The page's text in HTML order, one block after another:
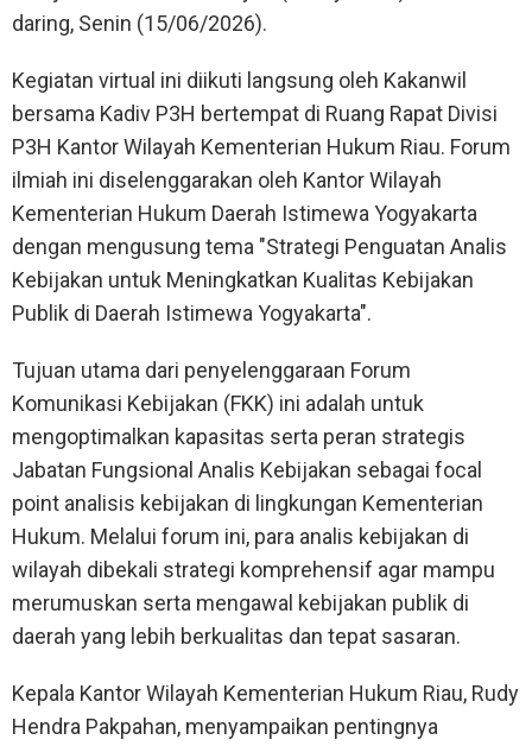
daring, Senin (15/06/2026).
Kegiatan virtual ini diikuti langsung oleh Kakanwil
bersama Kadiv P3H bertempat di Ruang Rapat Divisi
P3H Kantor Wilayah Kementerian Hukum Riau. Forum
ilmiah ini diselenggarakan oleh Kantor Wilayah
Kementerian Hukum Daerah Istimewa Yogyakarta
dengan mengusung tema "Strategi Penguatan Analis
Kebijakan untuk Meningkatkan Kualitas Kebijakan
Publik di Daerah Istimewa Yogyakarta".
Tujuan utama dari penyelenggaraan Forum
Komunikasi Kebijakan (FKK) ini adalah untuk
mengoptimalkan kapasitas serta peran strategis
Jabatan Fungsional Analis Kebijakan sebagai focal
point analisis kebijakan di lingkungan Kementerian
Hukum. Melalui forum ini, para analis kebijakan di
wilayah dibekali strategi komprehensif agar mampu
merumuskan serta mengawal kebijakan publik di
daerah yang lebih berkualitas dan tepat sasaran.
Kepala Kantor Wilayah Kementerian Hukum Riau, Rudy
Hendra Pakpahan, menyampaikan pentingnya